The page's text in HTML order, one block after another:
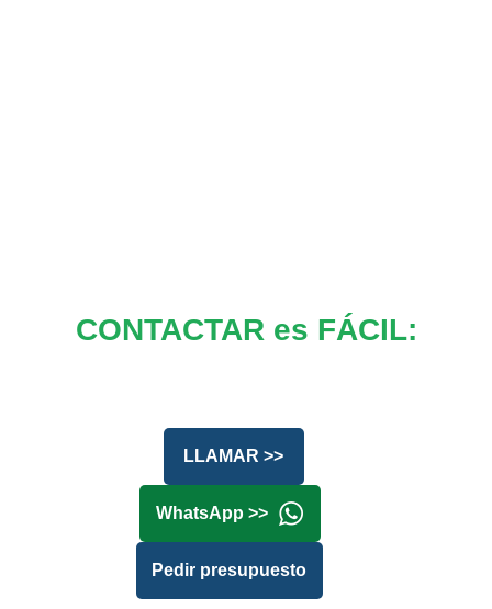
CONTACTAR es FÁCIL:
LLAMAR >>
WhatsApp >>
Pedir presupuesto